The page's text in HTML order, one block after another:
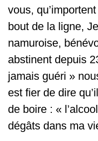
vous,
bout de la ligne,
namuroise,
abstinent depuis
jamais guéri »
est fier de dire
de boire : «
dégâts dans ma